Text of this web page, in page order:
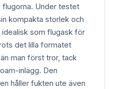
flugorna. Under testet
kompakta storlek och
som flugask för
det lilla formatet
man först tror, tack
inlägg. Den
håller fukten ute även